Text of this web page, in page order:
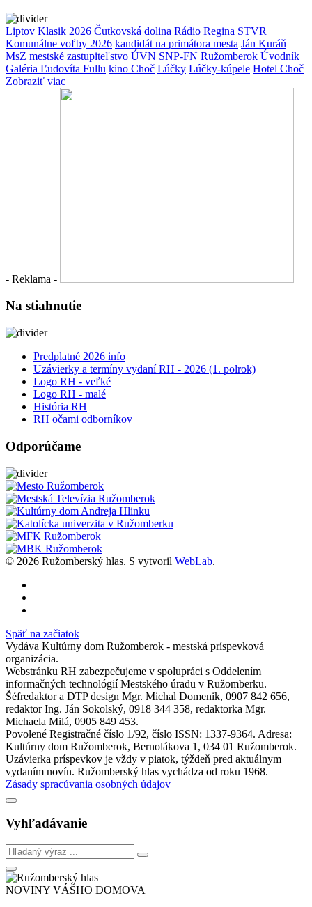
Liptov Klasik 2026 Čutkovská dolina Rádio Regina STVR
Komunálne voľby 2026 kandidát na primátora mesta Ján Kuráň
MsZ mestské zastupiteľstvo ÚVN SNP-FN Ružomberok Úvodník
Galéria Ľudovíta Fullu kino Choč Lúčky Lúčky-kúpele Hotel Choč
Zobraziť viac
- Reklama -
Na stiahnutie
Predplatné 2026 info
Uzávierky a termíny vydaní RH - 2026 (1. polrok)
Logo RH - veľké
Logo RH - malé
História RH
RH očami odborníkov
Odporúčame
© 2026 Ružomberský hlas. S vytvoril WebLab.
Späť na začiatok
Vydáva Kultúrny dom Ružomberok - mestská príspevková
organizácia.
Webstránku RH zabezpečujeme v spolupráci s Oddelením
informačných technológií Mestského úradu v Ružomberku.
Šéfredaktor a DTP design Mgr. Michal Domenik, 0907 842 656,
redaktor Ing. Ján Sokolský, 0918 344 358, redaktorka Mgr.
Michaela Milá, 0905 849 453.
Povolené Registračné číslo 1/92, číslo ISSN: 1337-9364. Adresa:
Kultúrny dom Ružomberok, Bernolákova 1, 034 01 Ružomberok.
Uzávierka príspevkov je vždy v piatok, týždeň pred aktuálnym
vydaním novín. Ružomberský hlas vychádza od roku 1968.
Zásady spracúvania osobných údajov
Vyhľadávanie
NOVINY VÁŠHO DOMOVA